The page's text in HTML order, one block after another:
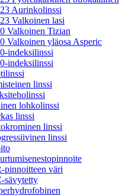
Aurinkolinssi
Valkoinen lasi
Valkoinen Tizian
Valkoinen yläosa Asperic
indeksilinssi
indeksilinssi
linssi
lohkolinssi
linssi
linssi
linssi
pinnoitteen väri
sävytetty